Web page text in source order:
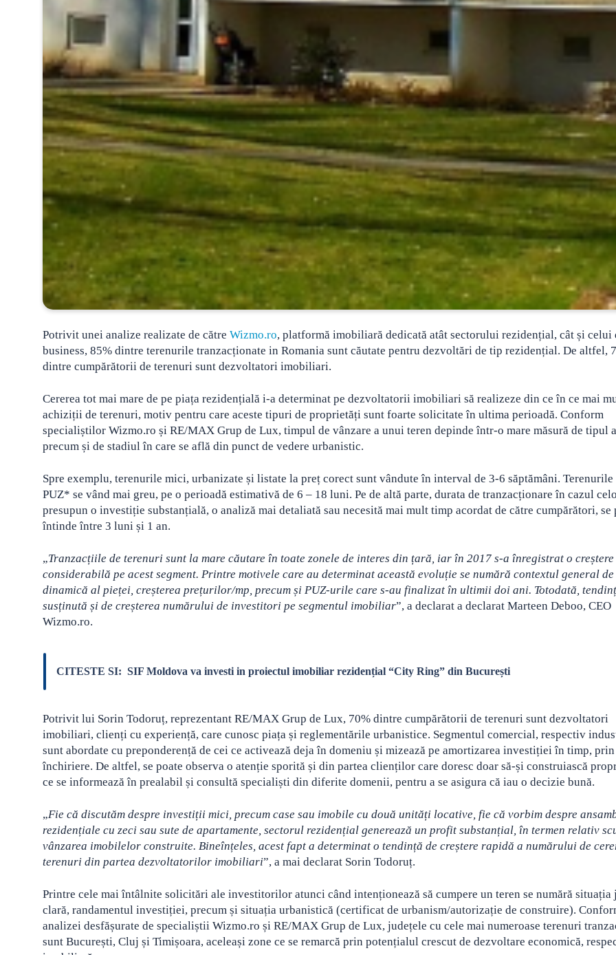
Potrivit unei analize realizate de către Wizmo.ro, platformă imobiliară dedicată atât sectorului rezidențial, cât și celui
business, 85% dintre terenurile tranzacționate in Romania sunt căutate pentru dezvoltări de tip rezidențial. De altfel,
dintre cumpărătorii de terenuri sunt dezvoltatori imobiliari.
Cererea tot mai mare de pe piața rezidențială i-a determinat pe dezvoltatorii imobiliari să realizeze din ce în ce mai
achiziții de terenuri, motiv pentru care aceste tipuri de proprietăți sunt foarte solicitate în ultima perioadă. Conform
specialiștilor Wizmo.ro și RE/MAX Grup de Lux, timpul de vânzare a unui teren depinde într-o mare măsură de tipul
precum și de stadiul în care se află din punct de vedere urbanistic.
Spre exemplu, terenurile mici, urbanizate și listate la preț corect sunt vândute în interval de 3-6 săptămâni. Terenurile
PUZ* se vând mai greu, pe o perioadă estimativă de 6 – 18 luni. Pe de altă parte, durata de tranzacționare în cazul
presupun o investiție substanțială, o analiză mai detaliată sau necesită mai mult timp acordat de către cumpărători, se
întinde între 3 luni și 1 an.
„Tranzacțiile de terenuri sunt la mare căutare în toate zonele de interes din țară, iar în 2017 s-a înregistrat o creștere
considerabilă pe acest segment. Printre motivele care au determinat această evoluție se numără contextul general de
dinamică al pieței, creșterea prețurilor/mp, precum și PUZ-urile care s-au finalizat în ultimii doi ani. Totodată,
susținută și de creșterea numărului de investitori pe segmentul imobiliar”, a declarat a declarat Marteen Deboo, CEO
Wizmo.ro.
CITESTE SI: SIF Moldova va investi in proiectul imobiliar rezidențial “City Ring” din București
Potrivit lui Sorin Todoruț, reprezentant RE/MAX Grup de Lux, 70% dintre cumpărătorii de terenuri sunt dezvoltatori
imobiliari, clienți cu experiență, care cunosc piața și reglementările urbanistice. Segmentul comercial, respectiv
sunt abordate cu preponderență de cei ce activează deja în domeniu și mizează pe amortizarea investiției în timp, prin
închiriere. De altfel, se poate observa o atenție sporită și din partea clienților care doresc doar să-și construiască
ce se informează în prealabil și consultă specialiști din diferite domenii, pentru a se asigura că iau o decizie bună.
„Fie că discutăm despre investiții mici, precum case sau imobile cu două unități locative, fie că vorbim despre
rezidențiale cu zeci sau sute de apartamente, sectorul rezidențial generează un profit substanțial, în termen relativ
vânzarea imobilelor construite. Bineînțeles, acest fapt a determinat o tendință de creștere rapidă a numărului de
terenuri din partea dezvoltatorilor imobiliari”, a mai declarat Sorin Todoruț.
Printre cele mai întâlnite solicitări ale investitorilor atunci când intenționează să cumpere un teren se numără
clară, randamentul investiției, precum și situația urbanistică (certificat de urbanism/autorizație de construire).
analizei desfășurate de specialiștii Wizmo.ro și RE/MAX Grup de Lux, județele cu cele mai numeroase terenuri
sunt București, Cluj și Timișoara, aceleași zone ce se remarcă prin potențialul crescut de dezvoltare economică,